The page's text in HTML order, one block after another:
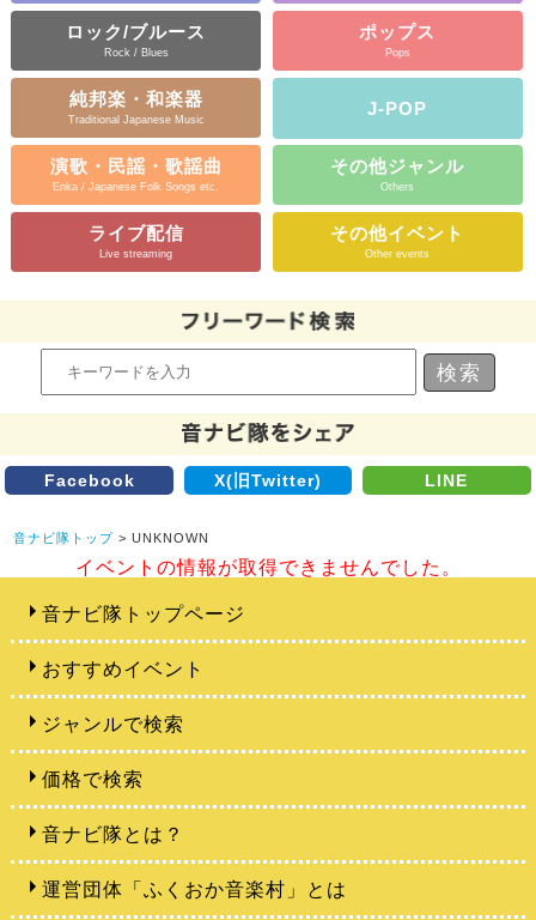
ロック/ブルース
Rock / Blues
ポップス
Pops
純邦楽・和楽器
Traditional Japanese Music
J-POP
演歌・民謡・歌謡曲
Enka / Japanese Folk Songs etc.
その他ジャンル
Others
ライブ配信
Live streaming
その他イベント
Other events
Facebook X(旧Twitter) LINE
音ナビ隊トップ > UNKNOWN
イベントの情報が取得できませんでした。
音ナビ隊トップページ
おすすめイベント
ジャンルで検索
価格で検索
音ナビ隊とは？
運営団体「ふくおか音楽村」とは